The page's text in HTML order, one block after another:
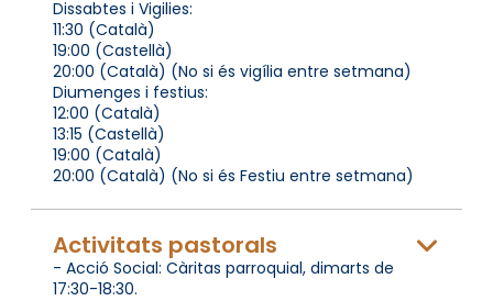
Dissabtes i Vigilies:
11:30 (Català)
19:00 (Castellà)
20:00 (Català) (No si és vigília entre setmana)
Diumenges i festius:
12:00 (Català)
13:15 (Castellà)
19:00 (Català)
20:00 (Català) (No si és Festiu entre setmana)
Activitats pastorals
- Acció Social: Càritas parroquial, dimarts de
17:30-18:30.